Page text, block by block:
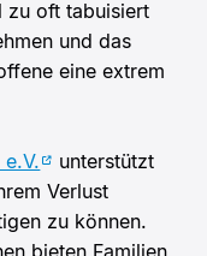
zu oft tabuisiert
und das
eine extrem
unterstützt
Verlust
zu können.
bieten Familien